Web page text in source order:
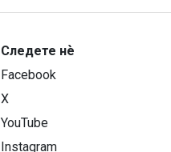
Следете нѐ
Facebook
X
YouTube
Instagram